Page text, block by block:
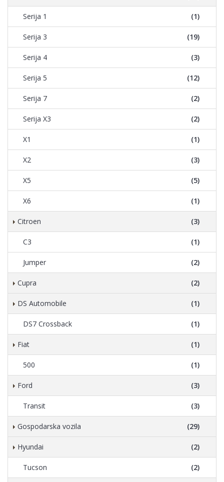
Serija 1 (1)
Serija 3 (19)
Serija 4 (3)
Serija 5 (12)
Serija 7 (2)
Serija X3 (2)
X1 (1)
X2 (3)
X5 (5)
X6 (1)
Citroen (3)
C3 (1)
Jumper (2)
Cupra (2)
DS Automobile (1)
DS7 Crossback (1)
Fiat (1)
500 (1)
Ford (3)
Transit (3)
Gospodarska vozila (29)
Hyundai (2)
Tucson (2)